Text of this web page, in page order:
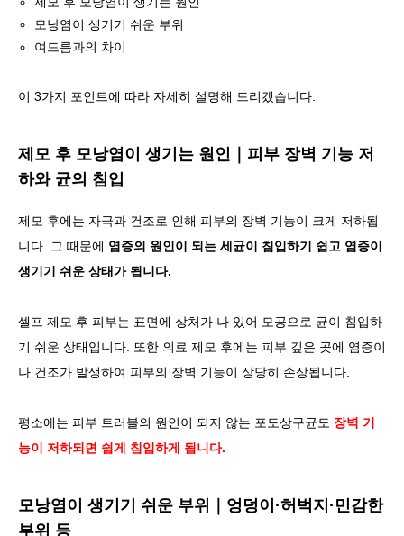
모낭염이 생기기 쉬운 부위
여드름과의 차이
이 3가지 포인트에 따라 자세히 설명해 드리겠습니다.
제모 후 모낭염이 생기는 원인｜피부 장벽 기능 저
하와 균의 침입
제모 후에는 자극과 건조로 인해 피부의 장벽 기능이 크게 저하됩
니다. 그 때문에 염증의 원인이 되는 세균이 침입하기 쉽고 염증이
생기기 쉬운 상태가 됩니다.
셀프 제모 후 피부는 표면에 상처가 나 있어 모공으로 균이 침입하
기 쉬운 상태입니다. 또한 의료 제모 후에는 피부 깊은 곳에 염증이
나 건조가 발생하여 피부의 장벽 기능이 상당히 손상됩니다.
평소에는 피부 트러블의 원인이 되지 않는 포도상구균도 장벽 기
능이 저하되면 쉽게 침입하게 됩니다.
모낭염이 생기기 쉬운 부위｜엉덩이·허벅지·민감한
부위 등